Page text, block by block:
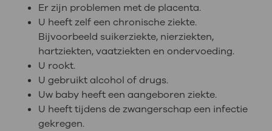
Er zijn problemen met de placenta.
U heeft zelf een chronische ziekte.
Bijvoorbeeld suikerziekte, nierziekten,
hartziekten, vaatziekten en ondervoeding.
U rookt.
U gebruikt alcohol of drugs.
Uw baby heeft een aangeboren ziekte.
U heeft tijdens de zwangerschap een infectie
gekregen.